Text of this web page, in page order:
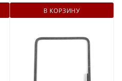
В КОРЗИНУ